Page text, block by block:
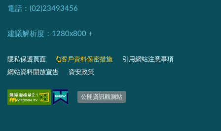
電話：(02)23493456
建議解析度：1280x800 +​
隱私保護頁面​ 客戶資料保密措施
引用網站注意事項
網站資料開放宣告
資安政策
公開資訊觀測站